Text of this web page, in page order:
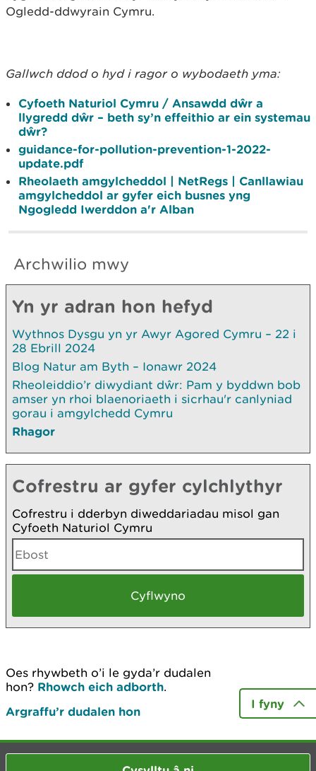
Ogledd-ddwyrain Cymru.
Gallwch ddod o hyd i ragor o wybodaeth yma:
Cyfoeth Naturiol Cymru / Ansawdd dŵr a
llygredd dŵr – beth sy’n effeithio ar ein systemau
dŵr?
guidance-for-pollution-prevention-1-2022-
update.pdf
Rheolaeth amgylcheddol | NetRegs | Canllawiau
amgylcheddol ar gyfer eich busnes yng
Ngogledd Iwerddon a'r Alban
Archwilio mwy
Yn yr adran hon hefyd
Wythnos Dysgu yn yr Awyr Agored Cymru – 22 i
28 Ebrill 2024
Blog Natur am Byth – Ionawr 2024
Rheoleiddio’r diwydiant dŵr: Pam y byddwn bob
amser yn rhoi blaenoriaeth i sicrhau'r canlyniad
gorau i amgylchedd Cymru
Rhagor
Cofrestru ar gyfer cylchlythyr
Cofrestru i dderbyn diweddariadau misol gan
Cyfoeth Naturiol Cymru
Oes rhywbeth o’i le gyda’r dudalen
hon? Rhowch eich adborth.
Argraffu’r dudalen hon
I fyny